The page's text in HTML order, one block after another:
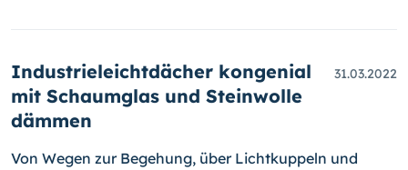
Industrieleichtdächer kongenial
mit Schaumglas und Steinwolle
dämmen
31.03.2022
Von Wegen zur Begehung, über Lichtkuppeln und